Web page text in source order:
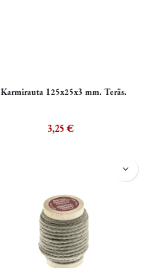
Karmirauta 125x25x3 mm. Teräs.
3,25€